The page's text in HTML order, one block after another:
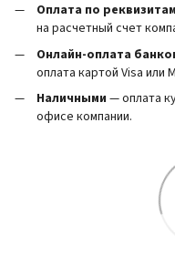
Оплата по реквизитам
на расчетный счет
Онлайн-оплата
оплата картой Visa или
Наличными — оплата
офисе компании.